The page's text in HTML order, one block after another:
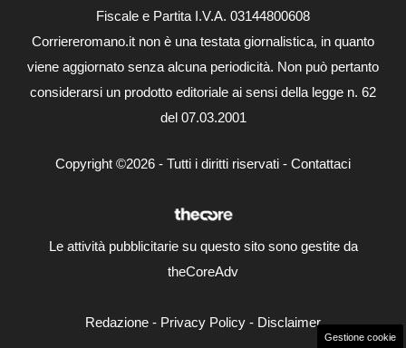
Fiscale e Partita I.V.A. 03144800608
Corriereromano.it non è una testata giornalistica, in quanto
viene aggiornato senza alcuna periodicità. Non può pertanto
considerarsi un prodotto editoriale ai sensi della legge n. 62
del 07.03.2001
Copyright ©2026 - Tutti i diritti riservati - Contattaci
Le attività pubblicitarie su questo sito sono gestite da
theCoreAdv
Redazione - Privacy Policy - Disclaimer
Gestione cookie